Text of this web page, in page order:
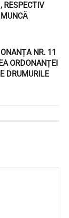
RESPECTIV
NR. 11
ORDONANȚEI
DRUMURILE